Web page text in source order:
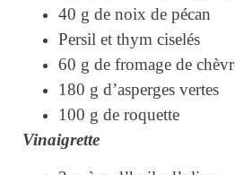
40 g de noix de pécan
Persil et thym ciselés
60 g de fromage de
180 g d’asperges vertes
100 g de roquette
Vinaigrette